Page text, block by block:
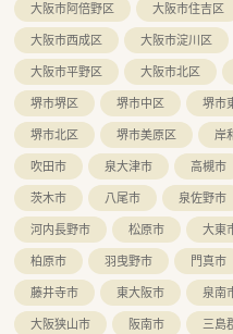
大阪市阿倍野区
大阪市住吉区
大阪市西成区
大阪市淀川区
大阪市平野区
大阪市北区
堺市堺区
堺市中区 堺市
堺市北区
堺市美原区 岸
吹田市
泉大津市 高槻市
茨木市
八尾市 泉佐野市
河内長野市
松原市 大東
柏原市
羽曳野市 門真市
藤井寺市
東大阪市 泉南
大阪狭山市
阪南市 三島